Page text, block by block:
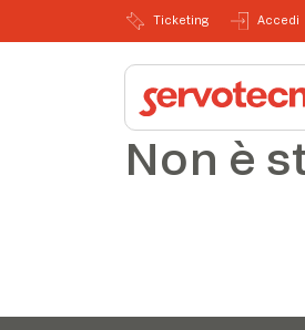
Ticketing Accedi
Non è